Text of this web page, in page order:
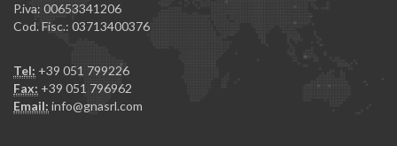
P.iva: 00653341206
Cod. Fisc.: 03713400376
Tel: +39 051 799226
Fax: +39 051 796962
Email: info@gnasrl.com